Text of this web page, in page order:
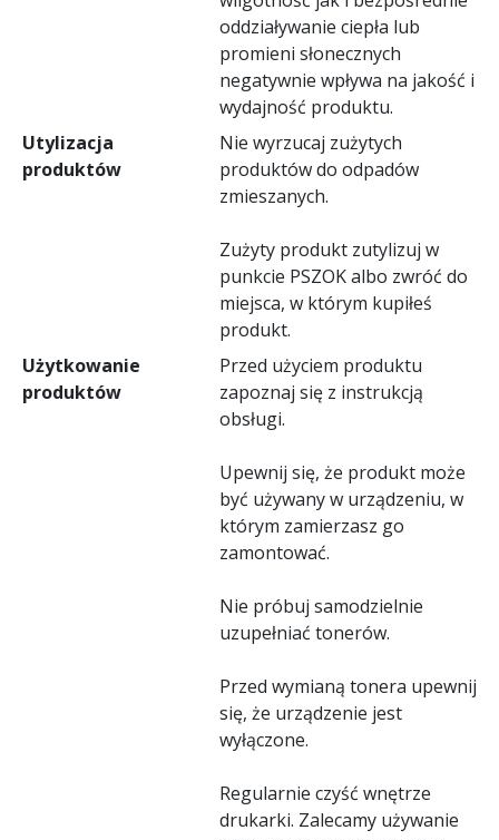
oddziaływanie ciepła lub
promieni słonecznych
negatywnie wpływa na jakość i
wydajność produktu.
Utylizacja
produktów
Nie wyrzucaj zużytych
produktów do odpadów
zmieszanych.
Zużyty produkt zutylizuj w
punkcie PSZOK albo zwróć do
miejsca, w którym kupiłeś
produkt.
Użytkowanie
produktów
Przed użyciem produktu
zapoznaj się z instrukcją
obsługi.
Upewnij się, że produkt może
być używany w urządzeniu, w
którym zamierzasz go
zamontować.
Nie próbuj samodzielnie
uzupełniać tonerów.
Przed wymianą tonera upewnij
się, że urządzenie jest
wyłączone.
Regularnie czyść wnętrze
drukarki. Zalecamy używanie